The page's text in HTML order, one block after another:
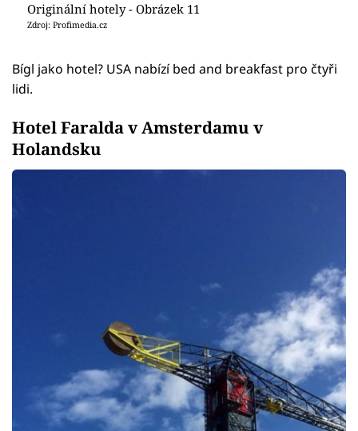
Originální hotely - Obrázek 11
Zdroj: Profimedia.cz
Bígl jako hotel? USA nabízí bed and breakfast pro čtyři
lidi.
Hotel Faralda v Amsterdamu v
Holandsku